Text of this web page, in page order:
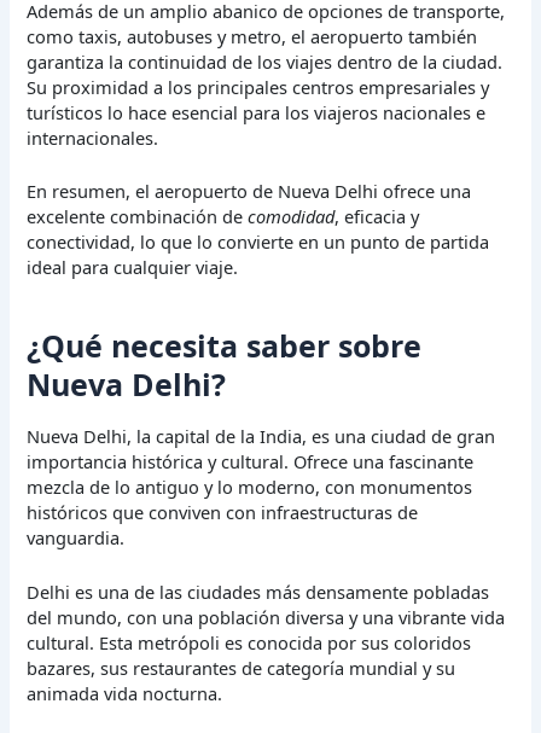
Además de un amplio abanico de opciones de transporte,
como taxis, autobuses y metro, el aeropuerto también
garantiza la continuidad de los viajes dentro de la ciudad.
Su proximidad a los principales centros empresariales y
turísticos lo hace esencial para los viajeros nacionales e
internacionales.
En resumen, el aeropuerto de Nueva Delhi ofrece una
excelente combinación decomodidad, eficacia y
conectividad, lo que lo convierte en un punto de partida
ideal para cualquier viaje.
¿Qué necesita saber sobre
Nueva Delhi?
Nueva Delhi, la capital de la India, es una ciudad de gran
importancia histórica y cultural. Ofrece una fascinante
mezcla de lo antiguo y lo moderno, con monumentos
históricos que conviven con infraestructuras de
vanguardia.
Delhi es una de las ciudades más densamente pobladas
del mundo, con una población diversa y una vibrante vida
cultural. Esta metrópoli es conocida por sus coloridos
bazares, sus restaurantes de categoría mundial y su
animada vida nocturna.